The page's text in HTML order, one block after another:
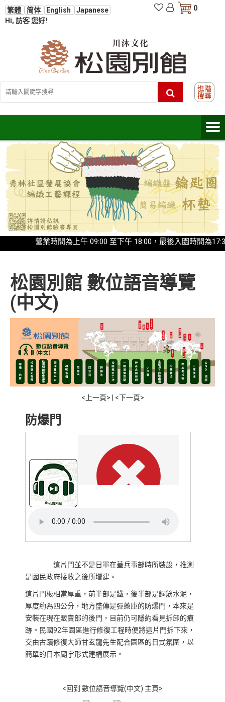
繁體 简体 English
Japanese
Hi, 訪客 您好!
0
進階
搜尋
營業時間為上午 09:00 至下午 18:00，最後入園時間為
松園別館 數位語音導覽
(中文)
<上一頁> <下一頁>
防爆門
這片門並不是日軍在蓋兵事部時所裝設，推測
是國民政府接收之後所增建。
這片門板相當厚重，前半部是鐵，後半部是鋼筋水泥，
厚度約為四公分，地方盛傳是彈藥庫的防爆門，本來是
安裝在現在販賣部的後門，目前仍可隱約看見拆卸的痕
跡。民國92年園區進行修復工程時便將這片門拆下來，
交由古蹟修復大師甘玄龍先生配合園區的日式氛圍，以
簡單的日本廟宇形式建構展示。
<回到 數位語音導覽(中文) 主頁>